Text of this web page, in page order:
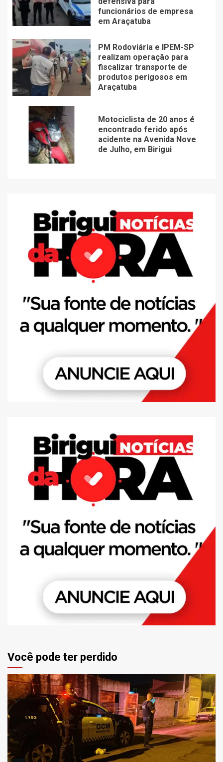
funcionários de empresa
em Araçatuba
PM Rodoviária e IPEM-SP
realizam operação para
fiscalizar transporte de
produtos perigosos em
Araçatuba
Motociclista de 20 anos é
encontrado ferido após
acidente na Avenida Nove
de Julho, em Birigui
Você pode ter perdido